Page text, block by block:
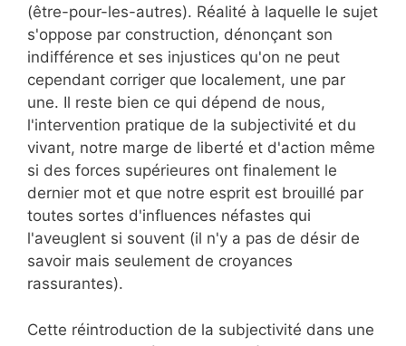
(être-pour-les-autres). Réalité à laquelle le sujet
s'oppose par construction, dénonçant son
indifférence et ses injustices qu'on ne peut
cependant corriger que localement, une par
une. Il reste bien ce qui dépend de nous,
l'intervention pratique de la subjectivité et du
vivant, notre marge de liberté et d'action même
si des forces supérieures ont finalement le
dernier mot et que notre esprit est brouillé par
toutes sortes d'influences néfastes qui
l'aveuglent si souvent (il n'y a pas de désir de
savoir mais seulement de croyances
rassurantes).
Cette réintroduction de la subjectivité dans une